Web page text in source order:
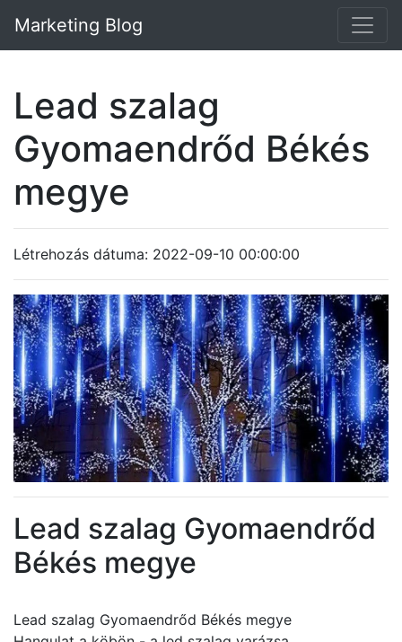
Marketing Blog
Lead szalag
Gyomaendrőd Békés
megye
Létrehozás dátuma: 2022-09-10 00:00:00
Lead szalag Gyomaendrőd
Békés megye
Lead szalag Gyomaendrőd Békés megye